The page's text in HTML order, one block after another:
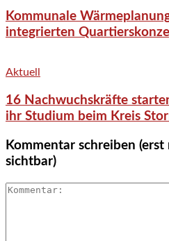
Kommunale
integrierten
Aktuell
16 Nachwuchskräfte
ihr Studium beim Kreis
Kommentar schreiben
sichtbar)